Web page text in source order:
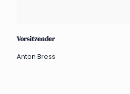
Vorsitzender
Anton Bress